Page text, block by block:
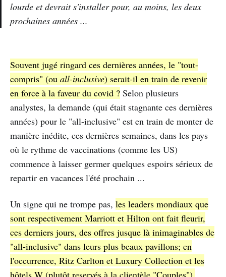
lourde et devrait s'installer pour, au moins, les deux
prochaines années ...
Souvent jugé ringard ces dernières années, le "tout-
compris" (ou all-inclusive) serait-il en train de revenir
en force à la faveur du covid ? Selon plusieurs
analystes, la demande (qui était stagnante ces dernières
années) pour le "all-inclusive" est en train de monter de
manière inédite, ces dernières semaines, dans les pays
où le rythme de vaccinations (comme les US)
commence à laisser germer quelques espoirs sérieux de
repartir en vacances l'été prochain ...
Un signe qui ne trompe pas, les leaders mondiaux que
sont respectivement Marriott et Hilton ont fait fleurir,
ces derniers jours, des offres jusque là inimaginables de
"all-inclusive" dans leurs plus beaux pavillons; en
l'occurrence, Ritz Carlton et Luxury Collection et les